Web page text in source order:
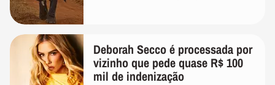
Deborah Secco é processada por
vizinho que pede quase R$ 100
mil de indenização